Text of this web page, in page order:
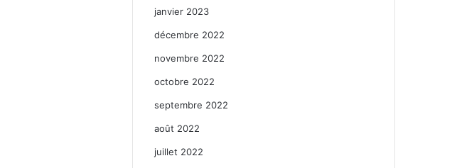
janvier 2023
décembre 2022
novembre 2022
octobre 2022
septembre 2022
août 2022
juillet 2022